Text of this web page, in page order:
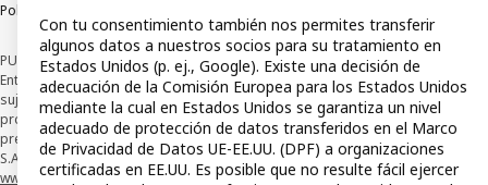
Política de divulgación responsable
PUBLICIDAD: *Financiación a través de la tarjeta IKEA VISA emitida por la
Entidad de Pago híbrida CaixaBank Payments & Consumer, E.F.C., E.P., S.A.U., y
sujeta a su organización. La entidad ha escogido como sistema de
protección de los fondos recibidos de usuarios de servicios de pago que
presta su depósito en una cuenta bancaria separada abierta en CaixaBank,
S.A. Conoce más acerca de las formas de pago de tu tarjeta aquí:
www.caixabankpc.com/es/productos. ​
Con tu consentimiento también nos permites transferir
algunos datos a nuestros socios para su tratamiento en
Estados Unidos (p. ej., Google). Existe una decisión de
adecuación de la Comisión Europea para los Estados Unidos
mediante la cual en Estados Unidos se garantiza un nivel
adecuado de protección de datos transferidos en el Marco
de Privacidad de Datos UE-EE.UU. (DPF) a organizaciones
certificadas en EE.UU. Es posible que no resulte fácil ejercer